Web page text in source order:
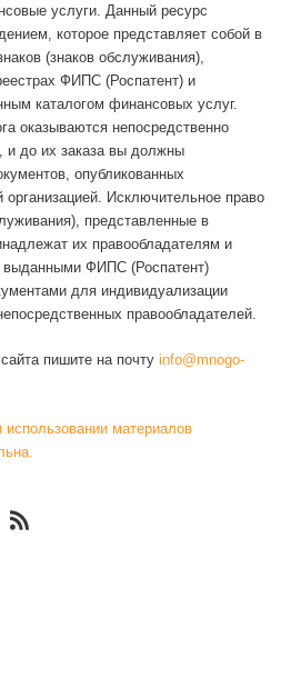
услуги. Данный ресурс
которое представляет собой в
(знаков обслуживания),
ФИПС (Роспатент) и
каталогом финансовых услуг.
оказываются непосредственно
и до их заказа вы должны
опубликованных
Исключительное право
представленные в
их правообладателям и
выданными ФИПС (Роспатент)
для индивидуализации
правообладателей.
пишите на почту info@mnogo-
материалов